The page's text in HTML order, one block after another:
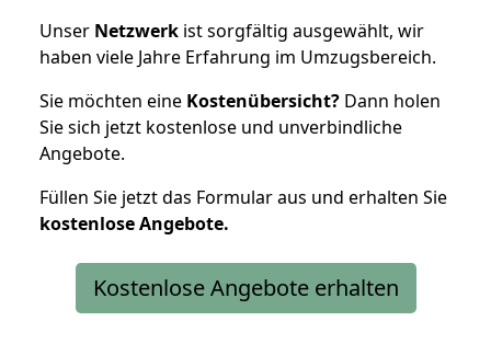
Unser Netzwerk ist sorgfältig ausgewählt, wir
haben viele Jahre Erfahrung im Umzugsbereich.
Sie möchten eine Kostenübersicht? Dann holen
Sie sich jetzt kostenlose und unverbindliche
Angebote.
Füllen Sie jetzt das Formular aus und erhalten Sie
kostenloseAngebote.
Kostenlose Angebote erhalten